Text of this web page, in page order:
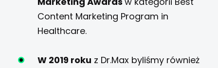
Content Marketing Program in
Healthcare.
W 2019 roku z Dr.Max byliśmy również